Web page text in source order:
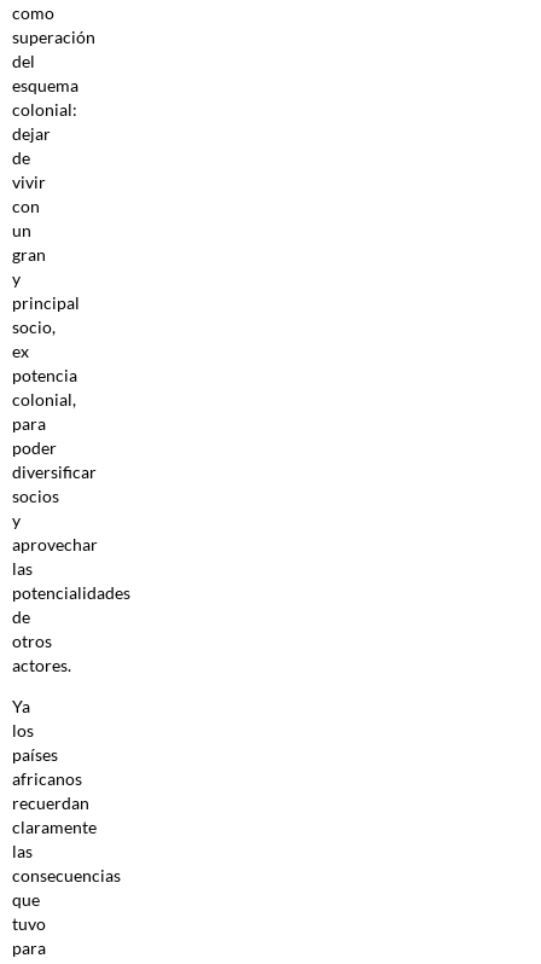
como
superación
del
esquema
colonial:
dejar
de
vivir
con
un
gran
y
principal
socio,
ex
potencia
colonial,
para
poder
diversificar
socios
y
aprovechar
las
potencialidades
de
otros
actores.
Ya
los
países
africanos
recuerdan
claramente
las
consecuencias
que
tuvo
para